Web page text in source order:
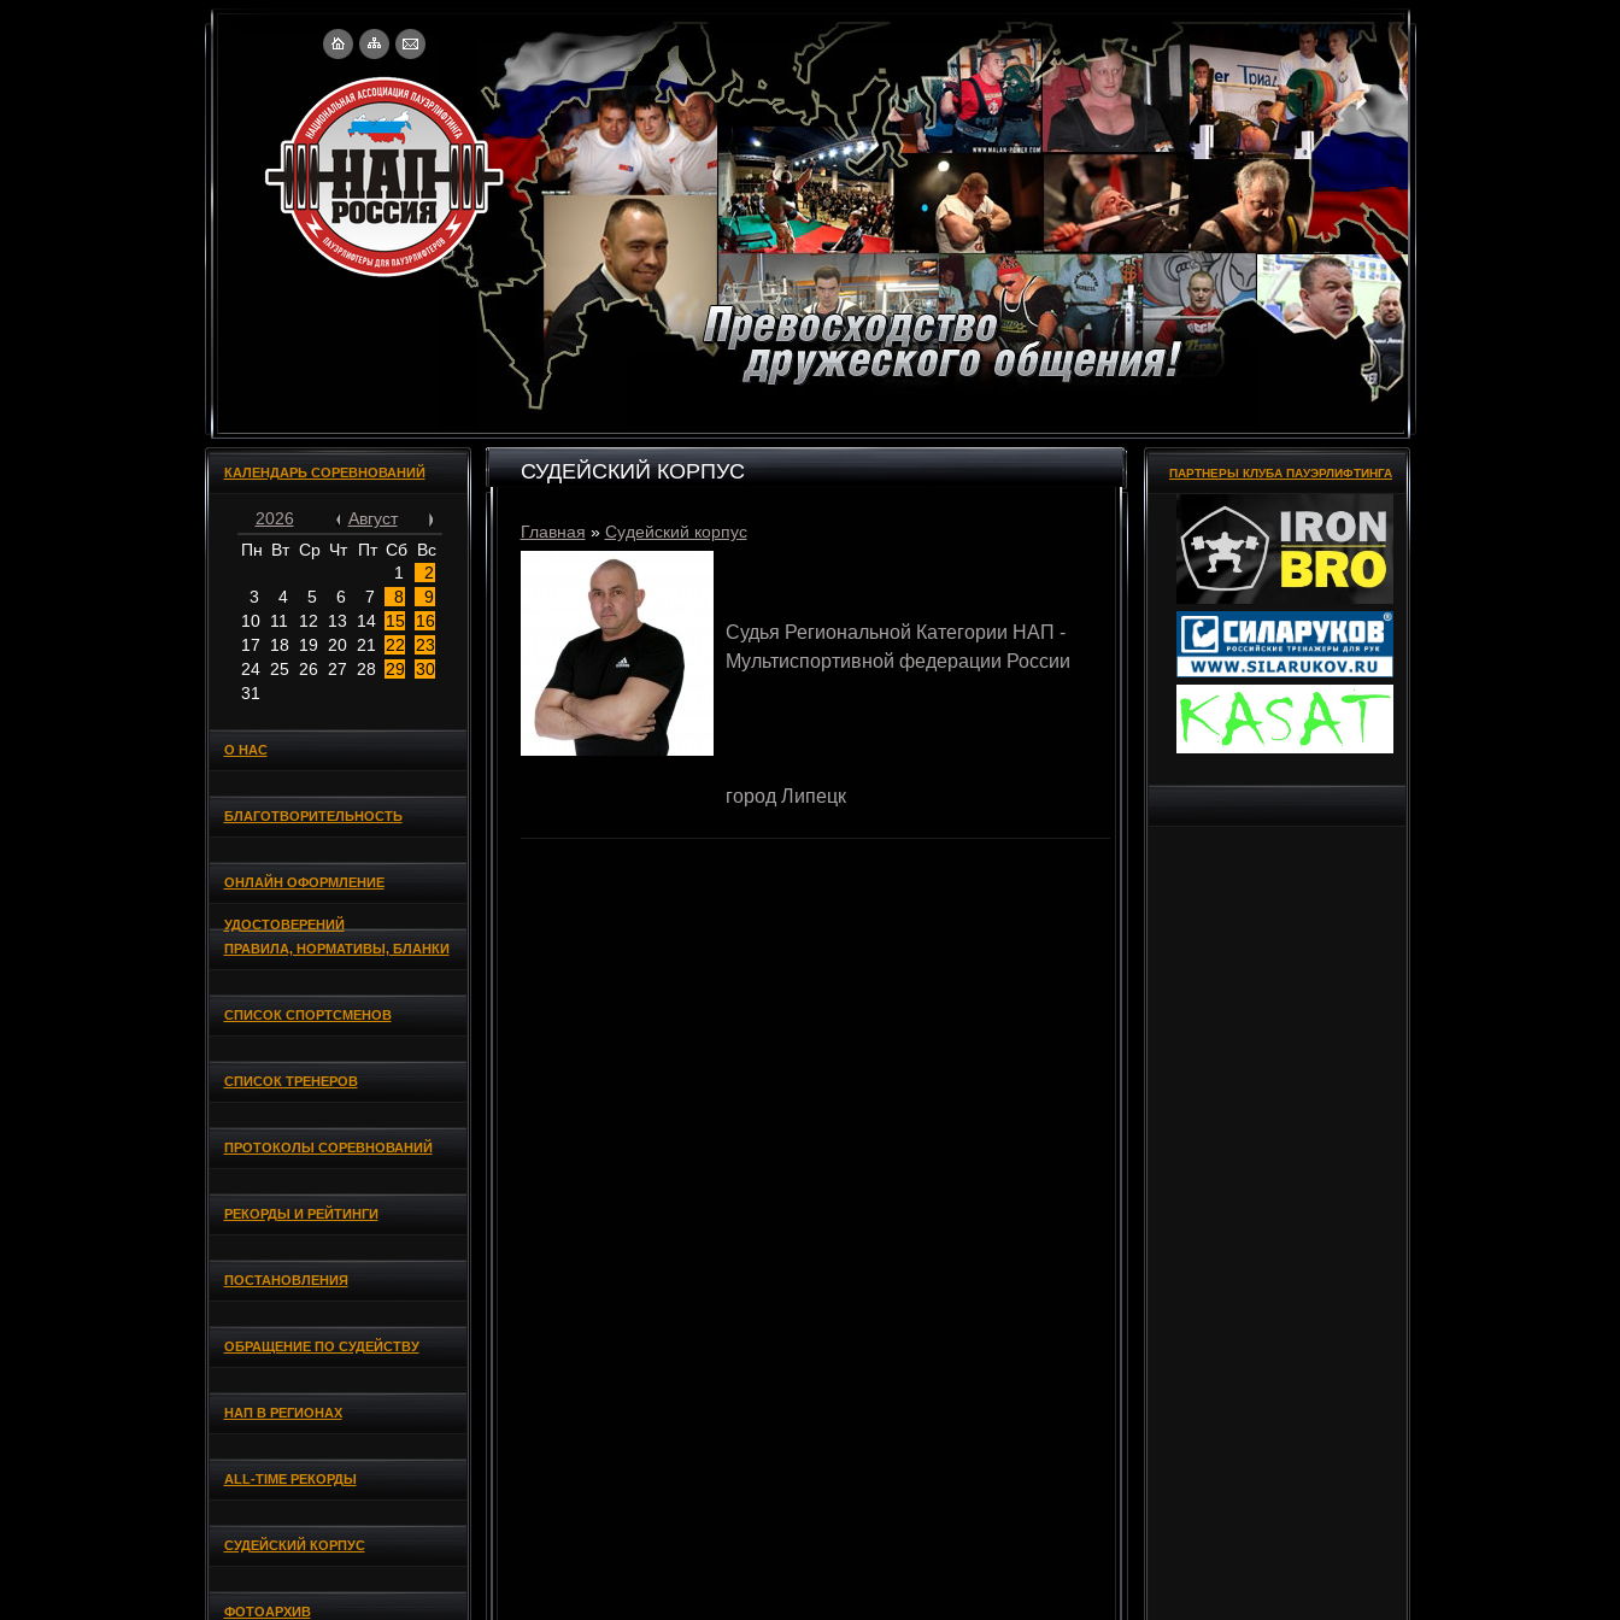
КАЛЕНДАРЬ СОРЕВНОВАНИЙ
2026
Август
Пн Вт Ср Чт Пт Сб Вс
1
2
3
4 5 6 7 8
9
10 11 12 13 14 15
16
17
18 19 20 21 22
23
24 25 26 27 28 29 30
31
О НАС
БЛАГОТВОРИТЕЛЬНОСТЬ
ОНЛАЙН ОФОРМЛЕНИЕ
УДОСТОВЕРЕНИЙ
ПРАВИЛА, НОРМАТИВЫ, БЛАНКИ
СПИСОК СПОРТСМЕНОВ
СПИСОК ТРЕНЕРОВ
ПРОТОКОЛЫ СОРЕВНОВАНИЙ
РЕКОРДЫ И РЕЙТИНГИ
ПОСТАНОВЛЕНИЯ
ОБРАЩЕНИЕ ПО СУДЕЙСТВУ
НАП В РЕГИОНАХ
ALL-TIME РЕКОРДЫ
СУДЕЙСКИЙ КОРПУС
ФОТОАРХИВ
СУДЕЙСКИЙ КОРПУС
Главная » Судейский корпус
Судья Региональной Категории НАП -
Мультиспортивной федерации России
город Липецк
ПАРТНЕРЫ КЛУБА ПАУЭРЛИФТИНГА